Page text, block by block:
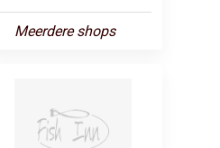
Meerdere shops